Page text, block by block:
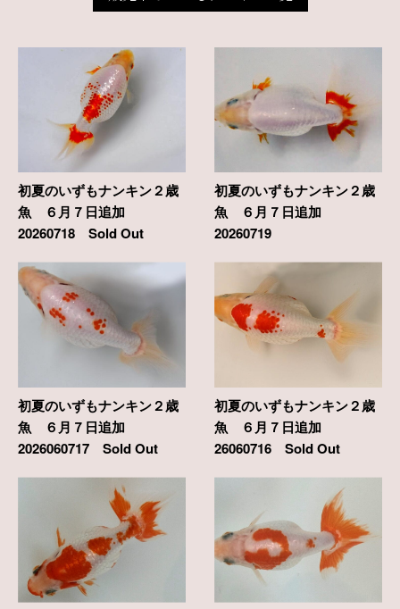
初夏のいずもナンキン２歳
魚 ６月７日追加
20260718 Sold Out
初夏のいずもナンキン２歳
魚 ６月７日追加
20260719
初夏のいずもナンキン２歳
魚 ６月７日追加
2026060717 Sold Out
初夏のいずもナンキン２歳
魚 ６月７日追加
26060716 Sold Out